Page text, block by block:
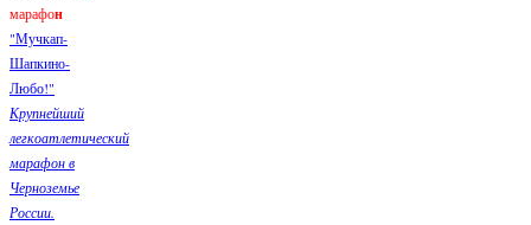
марафон
"Мучкап-
Шапкино-
Любо!"
Крупнейший
легкоатлетический
марафон в
Черноземье
России.